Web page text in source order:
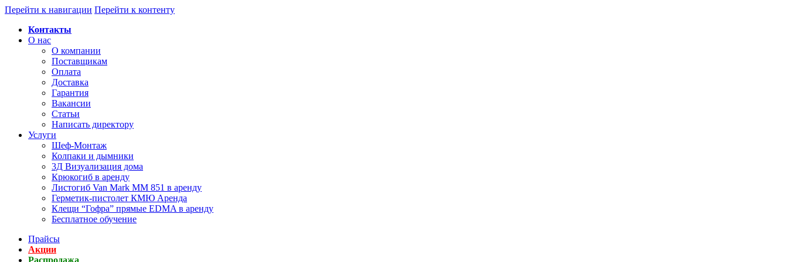
Перейти к навигации Перейти к контенту
Контакты
О нас
О компании
Поставщикам
Оплата
Доставка
Гарантия
Вакансии
Статьи
Написать директору
Услуги
Шеф-Монтаж
Колпаки и дымники
3Д Визуализация дома
Крюкогиб в аренду
Листогиб Van Mark MM 851 в аренду
Герметик-пистолет КМЮ Аренда
Клещи “Гофра” прямые EDMA в аренду
Бесплатное обучение
Прайсы
Акции
Распродажа